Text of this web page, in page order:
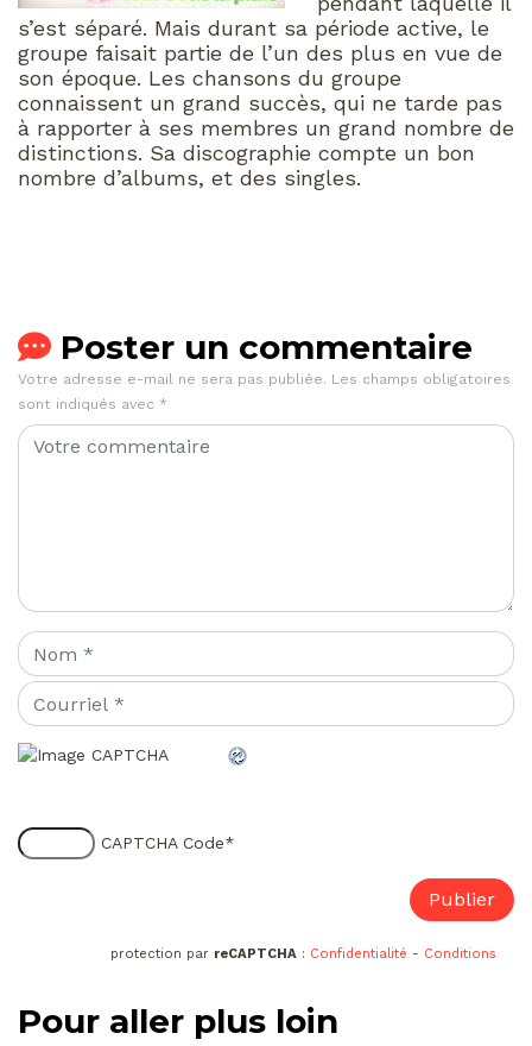
s’est séparé. Mais durant sa période active, le
groupe faisait partie de l’un des plus en vue de
son époque. Les chansons du groupe
connaissent un grand succès, qui ne tarde pas
à rapporter à ses membres un grand nombre de
distinctions. Sa discographie compte un bon
nombre d’albums, et des singles.
Poster un commentaire
Votre adresse e-mail ne sera pas publiée. Les champs obligatoires
sont indiqués avec *
CAPTCHA Code*
protection par reCAPTCHA : Confidentialité - Conditions
Pour aller plus loin